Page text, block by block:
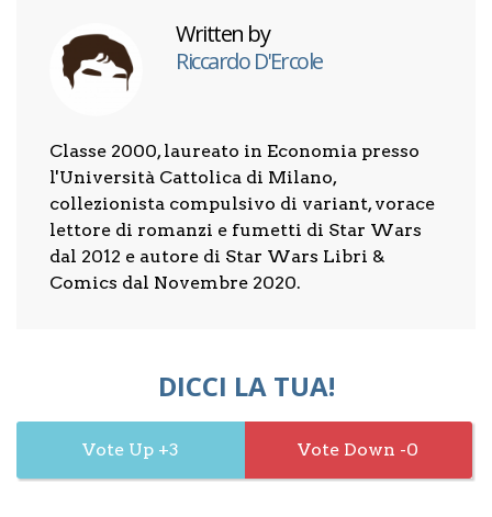
Written by
Riccardo D'Ercole
Classe 2000, laureato in Economia presso
l'Università Cattolica di Milano,
collezionista compulsivo di variant, vorace
lettore di romanzi e fumetti di Star Wars
dal 2012 e autore di Star Wars Libri &
Comics dal Novembre 2020.
DICCI LA TUA!
3 0